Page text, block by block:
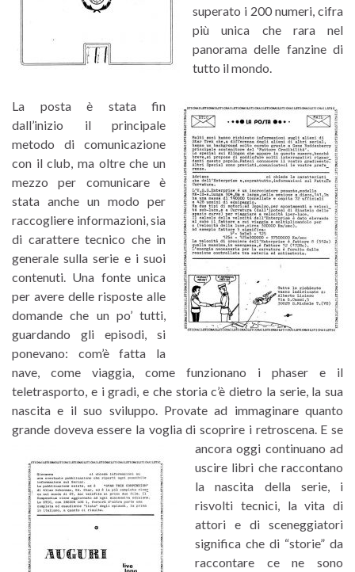
superato i 200 numeri, cifra
più unica che rara nel
panorama delle fanzine di
tutto il mondo.
La posta è stata fin
dall’inizio il principale
metodo di comunicazione
con il club, ma oltre che un
mezzo per comunicare è
stata anche un modo per
raccogliere informazioni, sia
di carattere tecnico che in
generale sulla serie e i suoi
contenuti. Una fonte unica
per avere delle risposte alle
domande che un po’ tutti,
guardando gli episodi, si
ponevano: com’è fatta la
nave, come viaggia, come funzionano i phaser e il
teletrasporto, e i gradi, e che storia c’è dietro la serie, la sua
nascita e il suo sviluppo. Provate ad immaginare quanto
grande doveva essere la voglia di scoprire i retroscena. E se
ancora oggi continuano ad
uscire libri che raccontano
la nascita della serie, i
risvolti tecnici, la vita di
attori e di sceneggiatori
significa che di “storie” da
raccontare ce ne sono